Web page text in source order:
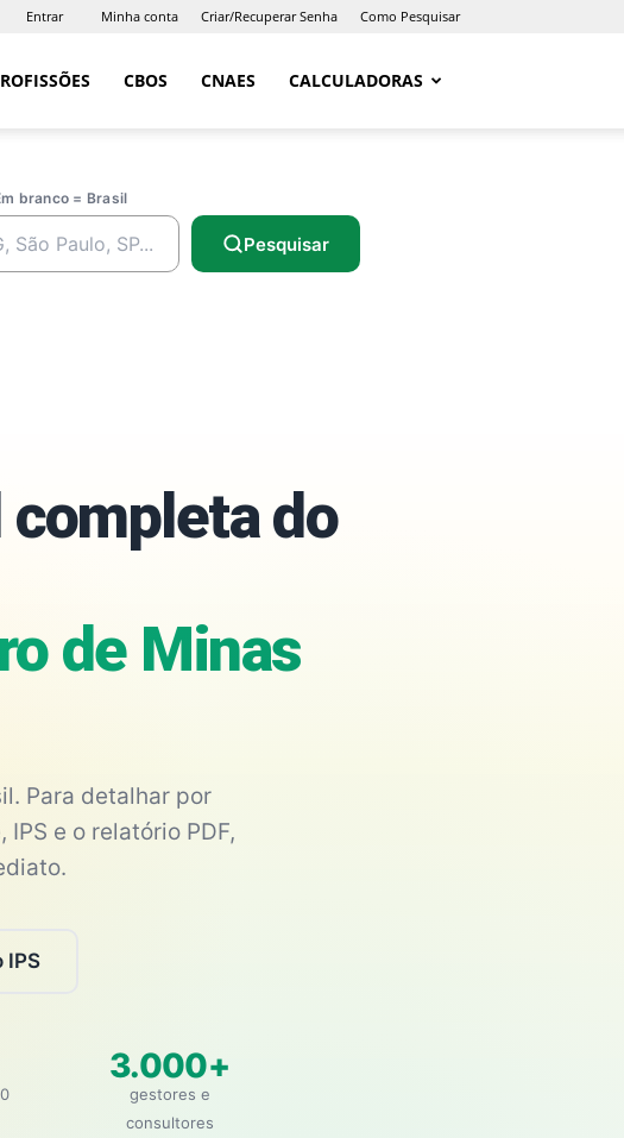
Entrar Minha conta Criar/Recuperar Senha Como Pesquisar
CBOS CNAES CALCULADORAS
branco = Brasil
Pesquisar
do
de Minas
Para detalhar por
e o relatório PDF,
IPS
3.000+
gestores e
consultores